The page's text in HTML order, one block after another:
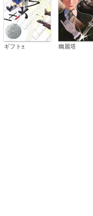
ギフト± 幽麗塔